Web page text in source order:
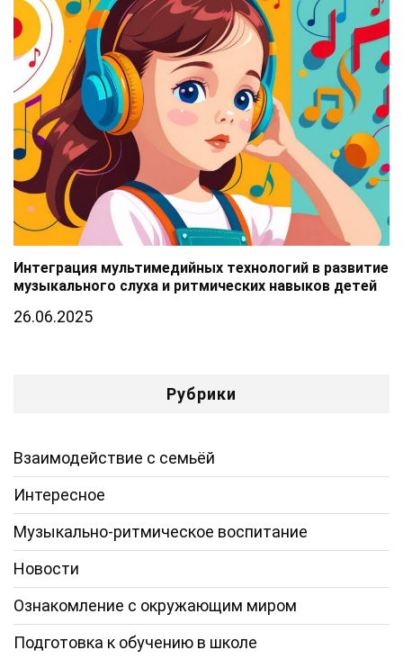
Интеграция мультимедийных технологий в развитие
музыкального слуха и ритмических навыков детей
26.06.2025
Рубрики
Взаимодействие с семьёй
Интересное
Музыкально-ритмическое воспитание
Новости
Ознакомление с окружающим миром
Подготовка к обучению в школе